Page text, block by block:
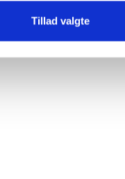
Tillad valgte